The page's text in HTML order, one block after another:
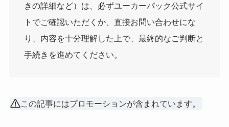
きの詳細など）は、必ずユーカーパック公式サイ
トでご確認いただくか、直接お問い合わせにな
り、内容を十分理解した上で、最終的なご判断と
手続きを進めてください。
この記事にはプロモーションが含まれています。